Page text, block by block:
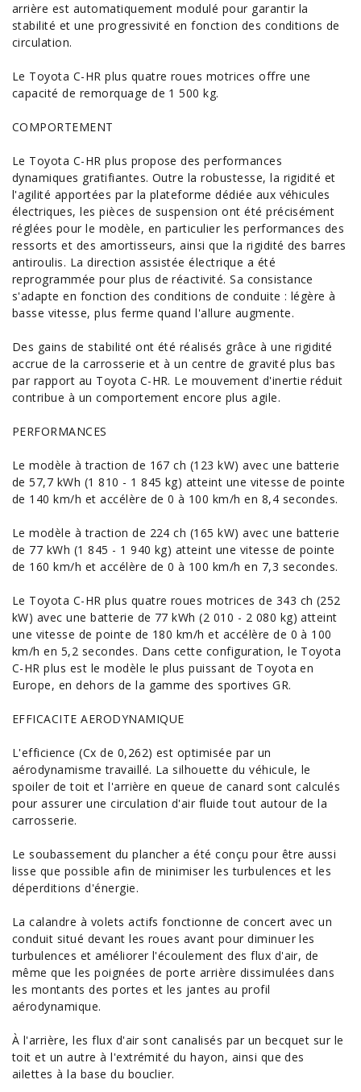
arrière est automatiquement modulé pour garantir la
stabilité et une progressivité en fonction des conditions de
circulation.
Le Toyota C-HR plus quatre roues motrices offre une
capacité de remorquage de 1500 kg.
COMPORTEMENT
Le Toyota C-HR plus propose des performances
dynamiques gratifiantes. Outre la robustesse, la rigidité et
l'agilité apportées par la plateforme dédiée aux véhicules
électriques, les pièces de suspension ont été précisément
réglées pour le modèle, en particulier les performances des
ressorts et des amortisseurs, ainsi que la rigidité des barres
antiroulis. La direction assistée électrique a été
reprogrammée pour plus de réactivité. Sa consistance
s'adapte en fonction des conditions de conduite : légère à
basse vitesse, plus ferme quand l'allure augmente.
Des gains de stabilité ont été réalisés grâce à une rigidité
accrue de la carrosserie et à un centre de gravité plus bas
par rapport au Toyota C-HR. Le mouvement d'inertie réduit
contribue à un comportement encore plus agile.
PERFORMANCES
Le modèle à traction de 167 ch (123 kW) avec une batterie
de 57,7 kWh (1 810 - 1 845 kg) atteint une vitesse de pointe
de 140 km/h et accélère de 0 à 100 km/h en 8,4 secondes.
Le modèle à traction de 224 ch (165 kW) avec une batterie
de 77 kWh (1 845 - 1 940 kg) atteint une vitesse de pointe
de 160 km/h et accélère de 0 à 100 km/h en 7,3 secondes.
Le Toyota C-HR plus quatre roues motrices de 343 ch (252
kW) avec une batterie de 77 kWh (2 010 - 2 080 kg) atteint
une vitesse de pointe de 180 km/h et accélère de 0 à 100
km/h en 5,2 secondes. Dans cette configuration, le Toyota
C-HR plus est le modèle le plus puissant de Toyota en
Europe, en dehors de la gamme des sportives GR.
EFFICACITE AERODYNAMIQUE
L'efficience (Cx de 0,262) est optimisée par un
aérodynamisme travaillé. La silhouette du véhicule, le
spoiler de toit et l'arrière en queue de canard sont calculés
pour assurer une circulation d'air fluide tout autour de la
carrosserie.
Le soubassement du plancher a été conçu pour être aussi
lisse que possible afin de minimiser les turbulences et les
déperditions d'énergie.
La calandre à volets actifs fonctionne de concert avec un
conduit situé devant les roues avant pour diminuer les
turbulences et améliorer l'écoulement des flux d'air, de
même que les poignées de porte arrière dissimulées dans
les montants des portes et les jantes au profil
aérodynamique.
À l'arrière, les flux d'air sont canalisés par un becquet sur le
toit et un autre à l'extrémité du hayon, ainsi que des
ailettes à la base du bouclier.